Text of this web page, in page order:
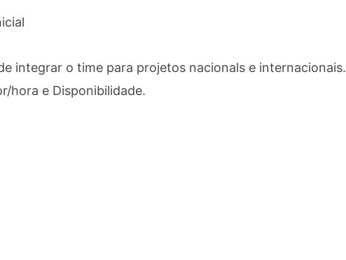
integrar o time para projetos nacionals e internacionais.
hora e Disponibilidade.